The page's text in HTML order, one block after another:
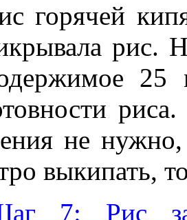
горячей
рис.
25
не
выкипать,